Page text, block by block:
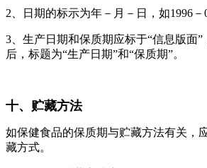
2、日期的标示为年－月－日，如1996－
3、生产日期和保质期应标于“信息版面”
后，标题为“生产日期”和“保质期”。
十、贮藏方法
如保健食品的保质期与贮藏方法有关，
藏方式。